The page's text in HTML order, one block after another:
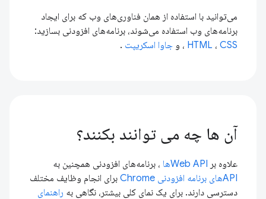
می‌توانید با استفاده از همان فناوری‌های وب که برای ایجاد
برنامه‌های وب استفاده می‌شوند، برنامه‌های افزودنی بسازید:
HTML ، CSS ، و جاوا اسکریپت .
آن ها چه می توانند بکنند؟
علاوه بر Web APIها
، برنامه‌های افزودنی همچنین به
APIهای برنامه افزودنی Chrome
برای انجام وظایف مختلف
دسترسی دارند. برای یک نمای کلی بیشتر، نگاهی به راهنمای